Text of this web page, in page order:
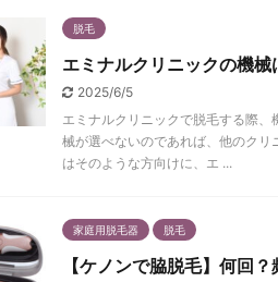
脱毛
エミナルクリニックの機
2025/6/5
エミナルクリニックで脱毛する際
械が選べないのであれば、他のク
はそのような方向けに、エ ...
家庭用脱毛器 脱毛
【ケノンで脇脱毛】何回